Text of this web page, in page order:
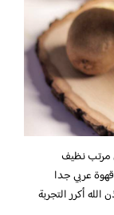
مرتب نظيف
عربي جدا
أكرر التجربة